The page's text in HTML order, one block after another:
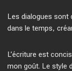
Les dialogues sont
dans le temps,
L’écriture est
mon goût. Le style